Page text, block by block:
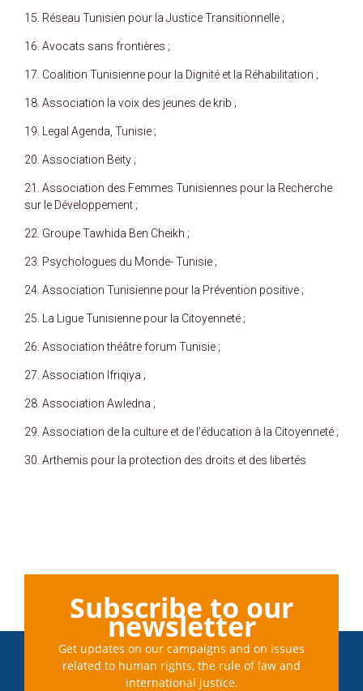
15. Réseau Tunisien pour la Justice Transitionnelle ;
16. Avocats sans frontières ;
17. Coalition Tunisienne pour la Dignité et la Réhabilitation ;
18. Association la voix des jeunes de krib ;
19. Legal Agenda, Tunisie ;
20. Association Beity ;
21. Association des Femmes Tunisiennes pour la Recherche
sur le Développement ;
22. Groupe Tawhida Ben Cheikh ;
23. Psychologues du Monde- Tunisie ;
24. Association Tunisienne pour la Prévention positive ;
25. La Ligue Tunisienne pour la Citoyenneté ;
26. Association théâtre forum Tunisie ;
27. Association Ifriqiya ;
28. Association Awledna ;
29. Association de la culture et de l’éducation à la Citoyenneté ;
30. Arthemis pour la protection des droits et des libertés
Subscribe to our
newsletter
Get updates on our campaigns and on issues
related to human rights, the rule of law and
international justice.